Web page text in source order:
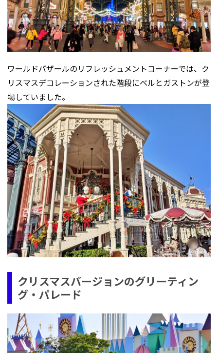
ワールドバザールのリフレッシュメントコーナーでは、ク
リスマスデコレーションされた階段にベルとガストンが登
場していました。
クリスマスバージョンのグリーティン
グ・パレード